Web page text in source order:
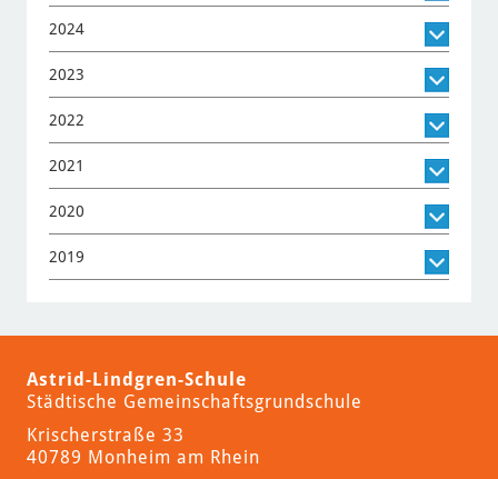
2024
2023
2022
2021
2020
2019
Astrid-Lindgren-Schule
Städtische Gemeinschaftsgrundschule
Krischerstraße 33
40789 Monheim am Rhein